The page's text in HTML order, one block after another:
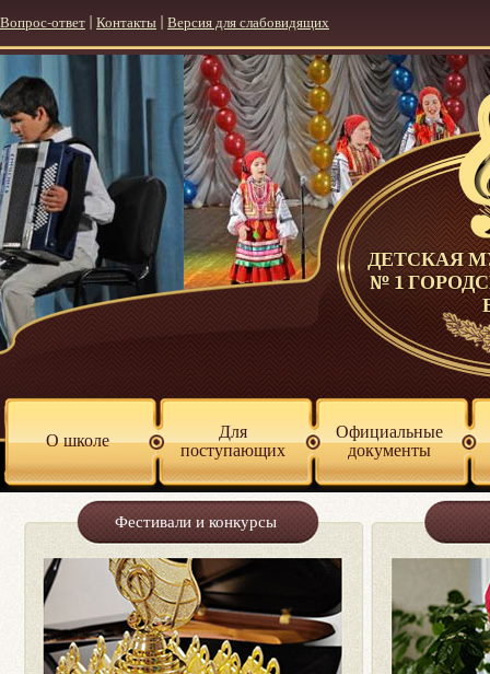
ДЕТСКАЯ
№ 1
Вопрос-ответ Контакты Версия для слабовидящих
О школе
Для
поступающих
Официальные
документы
Фестивали и конкурсы